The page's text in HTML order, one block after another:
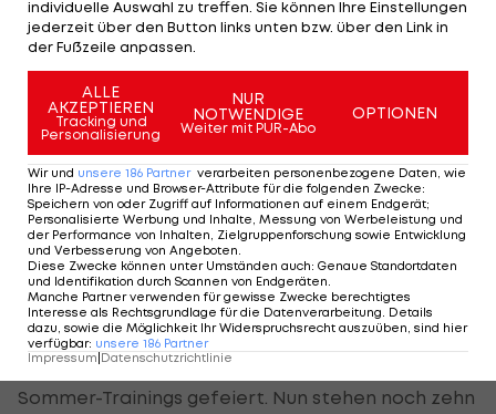
Karten.
DIE AKTE SCHULLER:
Wortgewandt präsentiert sich der KACler gerne.
Bodychecks weichen im Alltag den Gedichten. Im
Dezember 2011 wurde er dafür mit dem Kärntner
Lyrikpreis ausgezeichnet. Doch der so bedächtige
Angreifer kann auch anders.
Schauplatz Klagenfurt: Die Beach-Party lockt
alljährlich Massen an. Auch Schuller, sein Bruder
Alban und einigeKAC-Kollegen konnten dem Ruf
nicht widerstehen. „Wir haben den Abschluss des
Sommer-Trainings gefeiert. Nun stehen noch zehn
individuelle Auswahl zu treffen. Sie können Ihre Einstellungen
jederzeit über den Button links unten bzw. über den Link in
der Fußzeile anpassen.
ALLE
AKZEPTIEREN
Tracking und
Personalisierung
NUR
NOTWENDIGE
Weiter mit PUR-Abo
OPTIONEN
Wir und unsere 186 Partner verarbeiten personenbezogene Daten, wie
Ihre IP-Adresse und Browser-Attribute für die folgenden Zwecke:
Speichern von oder Zugriff auf Informationen auf einem Endgerät;
Personalisierte Werbung und Inhalte, Messung von Werbeleistung und
der Performance von Inhalten, Zielgruppenforschung sowie Entwicklung
und Verbesserung von Angeboten.
Diese Zwecke können unter Umständen auch: Genaue Standortdaten
und Identifikation durch Scannen von Endgeräten.
Manche Partner verwenden für gewisse Zwecke berechtigtes
Interesse als Rechtsgrundlage für die Datenverarbeitung. Details
dazu, sowie die Möglichkeit Ihr Widerspruchsrecht auszuüben, sind hier
verfügbar: unsere 186 Partner
Impressum Datenschutzrichtlinie